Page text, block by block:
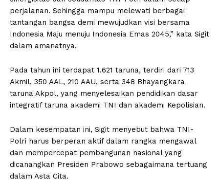
perjalanan. Sehingga mampu melewati berbagai
tantangan bangsa demi mewujudkan visi bersama
Indonesia Maju menuju Indonesia Emas 2045,” kata Sigit
dalam amanatnya.
Pada tahun ini terdapat 1.621 taruna, terdiri dari 713
Akmil, 350 AAL, 210 AAU, serta 348 Bhayangkara
taruna Akpol, yang menyelesaikan pendidikan dasar
integratif taruna akademi TNI dan akademi Kepolisian.
Dalam kesempatan ini, Sigit menyebut bahwa TNI-
Polri harus berperan aktif dalam rangka mengawal
dan mempercepat pembangunan nasional yang
dicanangkan Presiden Prabowo sebagaimana tertuang
dalam Asta Cita.